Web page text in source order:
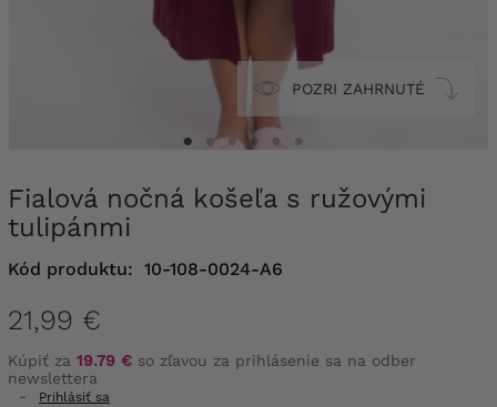
POZRI ZAHRNUTÉ
Fialová nočná košeľa s ružovými
tulipánmi
Kód produktu: 10-108-0024-A6
21,99 €
Kúpiť za 19.79 € so zľavou za prihlásenie sa na odber
newslettera
-
Prihlásiť sa